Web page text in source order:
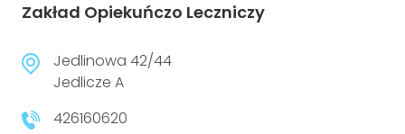
Zakład Opiekuńczo Leczniczy
Jedlinowa 42/44
Jedlicze A
426160620